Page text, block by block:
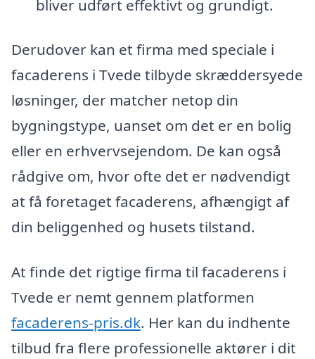
bliver udført effektivt og grundigt.
Derudover kan et firma med speciale i
facaderens i Tvede tilbyde skræddersyede
løsninger, der matcher netop din
bygningstype, uanset om det er en bolig
eller en erhvervsejendom. De kan også
rådgive om, hvor ofte det er nødvendigt
at få foretaget facaderens, afhængigt af
din beliggenhed og husets tilstand.
At finde det rigtige firma til facaderens i
Tvede er nemt gennem platformen
facaderens-pris.dk. Her kan du indhente
tilbud fra flere professionelle aktører i dit